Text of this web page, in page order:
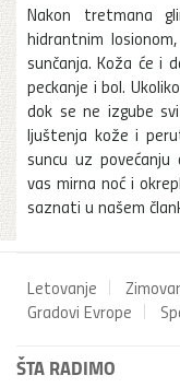
Nakon tretmana
hidrantnim
sunčanja. Koža će i
peckanje i bol.
dok se ne izgube
ljuštenja kože i
suncu uz
vas mirna noć i
saznati u našem
Letovanje
Gradovi Evrope
ŠTA RADIMO